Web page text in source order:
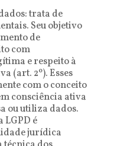
trata de
Seu objetivo
de
com
e respeito à
(art. 2º). Esses
com o conceito
consciência ativa
ou utiliza dados.
LGPD é
jurídica